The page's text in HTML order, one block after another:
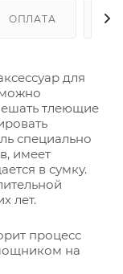
ОПЛАТА
для
тлеющие
специально
имеет
в сумку.
лет.
процесс
на